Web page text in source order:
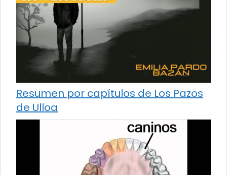
Resumen por capítulos de Los Pazos
de Ulloa